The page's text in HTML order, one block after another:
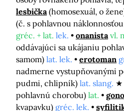
lesbička (homosexuál, o
(č. s pohlavnou
gréc. + lat. lek. onanista vl.
oddávajúci sa ukájaniu
samom) lat. lek. erotoman
nadmerne vystupňovanými
pudmi, chlipník) lat. slang.
pohlavnú chorobu) lat.
kvapavku) gréc. lek.